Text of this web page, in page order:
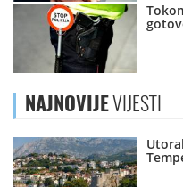
NAJNOVIJEVIJESTI